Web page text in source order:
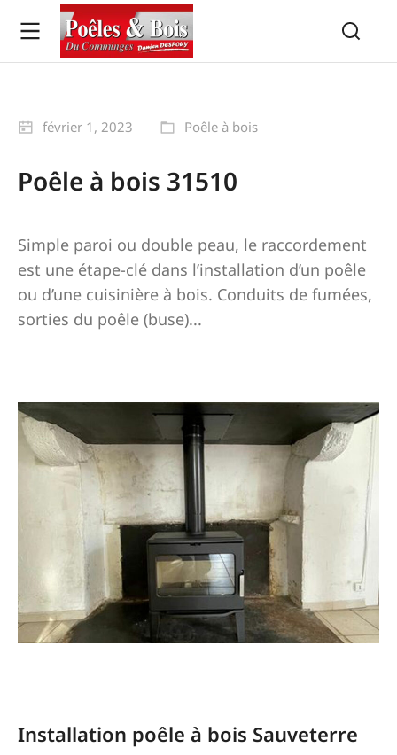
février 1, 2023 Poêle à bois
Poêle à bois 31510
Simple paroi ou double peau, le raccordement
est une étape-clé dans l’installation d’un poêle
ou d’une cuisinière à bois. Conduits de fumées,
sorties du poêle (buse)...
Installation poêle à bois Sauveterre